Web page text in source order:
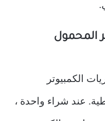
المحمول
الكمبيوتر
عند شراء واحدة ،